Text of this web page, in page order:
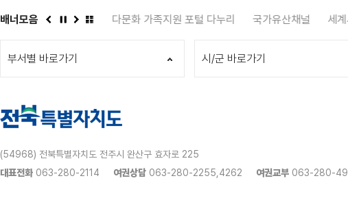
배너모음
기
전북인복지 다문화 가족지원 포털 다누리 국가유산채널 세계
부서별 바로가기 시/군 바로가기
(54968) 전북특별자치도 전주시 완산구 효자로 225
대표전화 063-280-2114 여권상담 063-280-2255,4262 여권교부 063-280-